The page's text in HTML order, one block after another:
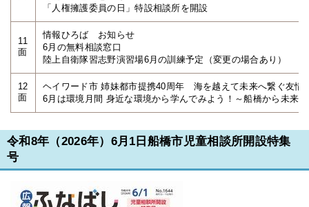
「人権擁護委員の日」特設相談所を開設
11
面
情報ひろば お知らせ
6月の無料相談窓口
陸上自衛隊習志野演習場6月の訓練予定（変更の場合あり）
12
面
ヘイワード市 姉妹都市提携40周年 海を越えて未来へ繋ぐ友情
6月は環境月間 身近な環境から学んでみよう！～船橋から未来
令和8年（2026年）6月1日船橋市児童相談所開設特集
号